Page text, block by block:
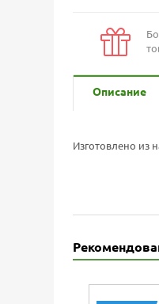
Описание
Изготовлено из